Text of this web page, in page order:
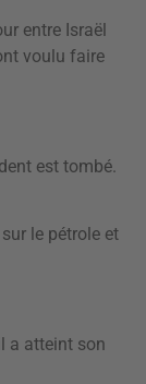
entre Israël
voulu faire
est tombé.
le pétrole et
a atteint son